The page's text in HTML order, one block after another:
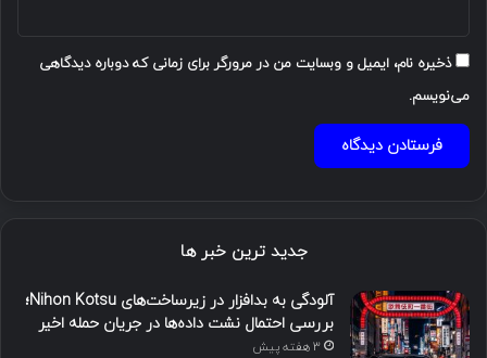
ذخیره نام، ایمیل و وبسایت من در مرورگر برای زمانی که دوباره دیدگاهی
می‌نویسم.
جدید ترین خبر ها
آلودگی به بدافزار در زیرساخت‌های Nihon Kotsu؛
بررسی احتمال نشت داده‌ها در جریان حمله اخیر
3 هفته پیش